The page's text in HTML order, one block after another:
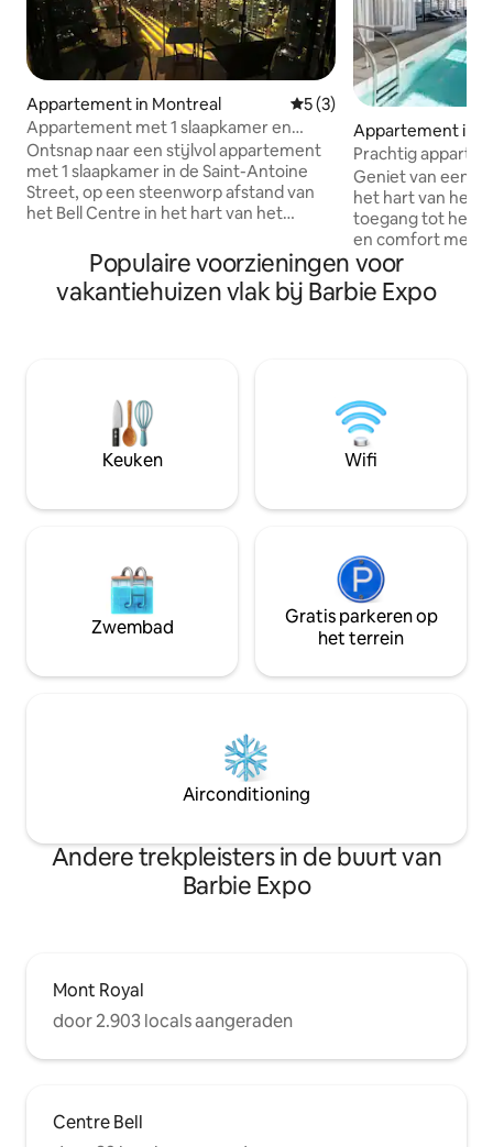
Appartement in Montreal Gemiddelde beoordeling
5 (3)
Appartement met 1 slaapkamer en
uitzicht op de skyline in de buurt van het
Bell Centre
Ontsnap naar een stijlvol appartement
met 1 slaapkamer in de Saint-Antoine
Street, op een steenworp afstand van
het Bell Centre in het hart van het
zorgvuldig ontworpen voor comfort en
gemak en combineert modern wonen
met uitzonderlijke voorzieningen in het
een weekendje weg voor een
evenement of voor een langer verblijf,
dit appartement biedt een
comfortabele en goed gelegen
om van de stad te genieten.
Appartement in
Prachtig
met 2
zwembad en
Geniet van een
het hart van het
toegang tot het Bell
en comfort met
appartement
inclusief gratis
waterkoker en
beschikking!
ondergrondse
het
dat je naar
Populaire voorzieningen voor
vakantiehuizen vlak bij Barbie Expo
Keuken Wifi
Zwembad
Gratis parkeren op
het terrein
Airconditioning
Andere trekpleisters in de buurt van
Barbie Expo
Mont Royal
door 2.903 locals aangeraden
Centre Bell